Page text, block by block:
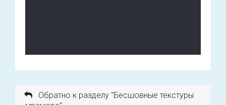
Обратно к разделу "Бесшовные текстуры